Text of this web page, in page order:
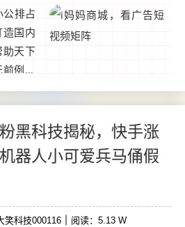
...
公排占
国内
助天下
例的
能方
告和
获取收
消费
黑科技揭秘，快手涨
器人小可爱兵马俑假
笑科技000116 阅读：5.13 W